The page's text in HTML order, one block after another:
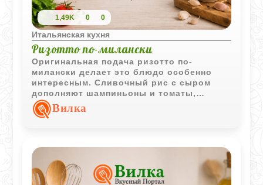
1,49K 0 0
Итальянская кухня
Ризотто по-милански
Оригинальная подача ризотто по-
милански делает это блюдо особенно
интересным. Сливочный рис с сыром
дополняют шампиньоны и томаты,
создавая гармоничное сочетание вкусов
и текстур.
Вилка